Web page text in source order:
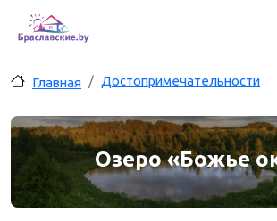
Главная Достопримечательности
Озеро «Божье